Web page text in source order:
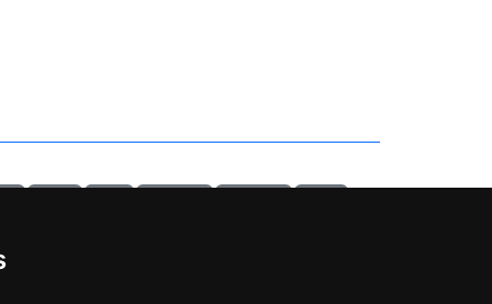
3 sitemap piscina temperatura crepuscolare
esp8266